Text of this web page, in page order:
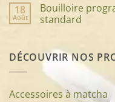
élégance,
style
votre
théière
cuillère
à
thé
cœur
de
votre
infusion
sur
Pourquoi
choisir
réglable
?
18
Août
Bouilloire
standard
Bouilloire
programmable
vs
bouilloire
standard
DÉCOUVRIR NOS
Accessoires à matcha